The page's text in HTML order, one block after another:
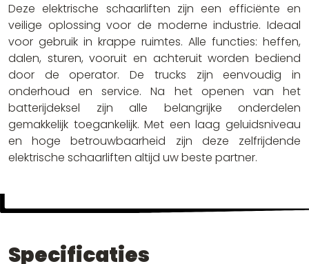
Deze elektrische schaarliften zijn een efficiënte en
veilige oplossing voor de moderne industrie. Ideaal
voor gebruik in krappe ruimtes. Alle functies: heffen,
dalen, sturen, vooruit en achteruit worden bediend
door de operator. De trucks zijn eenvoudig in
onderhoud en service. Na het openen van het
batterijdeksel zijn alle belangrijke onderdelen
gemakkelijk toegankelijk. Met een laag geluidsniveau
en hoge betrouwbaarheid zijn deze zelfrijdende
elektrische schaarliften altijd uw beste partner.
Specificaties